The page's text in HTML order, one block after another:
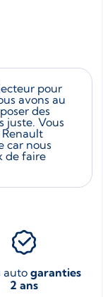
pour
avons au
des
juste. Vous
car nous
de faire
auto garanties
2 ans